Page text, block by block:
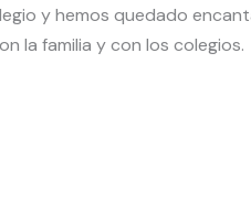
y hemos quedado
la familia y con los colegios.